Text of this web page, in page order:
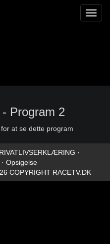
Program 2
at se dette program
·
· Opsigelse
COPYRIGHT RACETV.DK